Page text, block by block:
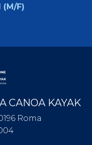
(M/F)
CANOA KAYAK
Roma